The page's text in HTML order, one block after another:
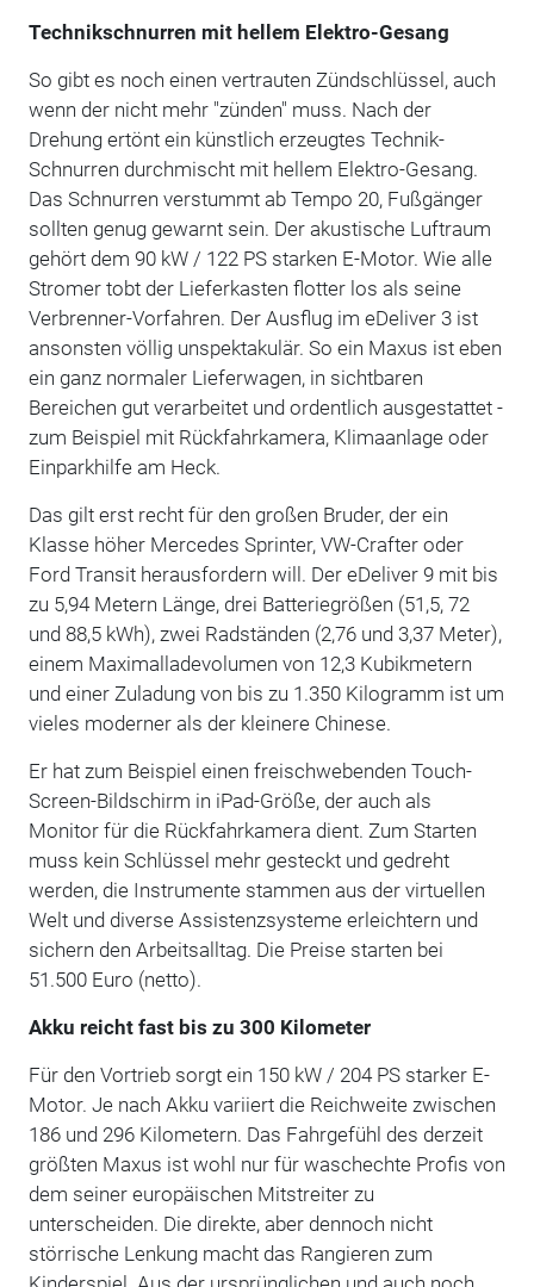
Technikschnurren mit hellem Elektro-Gesang
So gibt es noch einen vertrauten Zündschlüssel, auch
wenn der nicht mehr "zünden" muss. Nach der
Drehung ertönt ein künstlich erzeugtes Technik-
Schnurren durchmischt mit hellem Elektro-Gesang.
Das Schnurren verstummt ab Tempo 20, Fußgänger
sollten genug gewarnt sein. Der akustische Luftraum
gehört dem 90 kW / 122 PS starken E-Motor. Wie alle
Stromer tobt der Lieferkasten flotter los als seine
Verbrenner-Vorfahren. Der Ausflug im eDeliver 3 ist
ansonsten völlig unspektakulär. So ein Maxus ist eben
ein ganz normaler Lieferwagen, in sichtbaren
Bereichen gut verarbeitet und ordentlich ausgestattet -
zum Beispiel mit Rückfahrkamera, Klimaanlage oder
Einparkhilfe am Heck.
Das gilt erst recht für den großen Bruder, der ein
Klasse höher Mercedes Sprinter, VW-Crafter oder
Ford Transit herausfordern will. Der eDeliver 9 mit bis
zu 5,94 Metern Länge, drei Batteriegrößen (51,5, 72
und 88,5 kWh), zwei Radständen (2,76 und 3,37 Meter),
einem Maximalladevolumen von 12,3 Kubikmetern
und einer Zuladung von bis zu 1.350 Kilogramm ist um
vieles moderner als der kleinere Chinese.
Er hat zum Beispiel einen freischwebenden Touch-
Screen-Bildschirm in iPad-Größe, der auch als
Monitor für die Rückfahrkamera dient. Zum Starten
muss kein Schlüssel mehr gesteckt und gedreht
werden, die Instrumente stammen aus der virtuellen
Welt und diverse Assistenzsysteme erleichtern und
sichern den Arbeitsalltag. Die Preise starten bei
51.500 Euro (netto).
Akku reicht fast bis zu 300 Kilometer
Für den Vortrieb sorgt ein 150 kW / 204 PS starker E-
Motor. Je nach Akku variiert die Reichweite zwischen
186 und 296 Kilometern. Das Fahrgefühl des derzeit
größten Maxus ist wohl nur für waschechte Profis von
dem seiner europäischen Mitstreiter zu
unterscheiden. Die direkte, aber dennoch nicht
störrische Lenkung macht das Rangieren zum